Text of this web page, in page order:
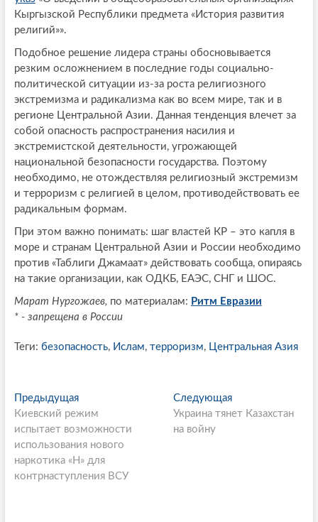
Кыргызской Республики предмета «История развития
религий»».
Подобное решение лидера страны обосновывается
резким осложнением в последние годы социально-
политической ситуации из-за роста религиозного
экстремизма и радикализма как во всем мире, так и в
регионе Центральной Азии. Данная тенденция влечет за
собой опасность распространения насилия и
экстремистской деятельности, угрожающей
национальной безопасности государства. Поэтому
необходимо, не отождествляя религиозный экстремизм
и терроризм с религией в целом, противодействовать ее
радикальным формам.
При этом важно понимать: шаг властей КР – это капля в
море и странам Центральной Азии и России необходимо
против «Таблиги Джамаат» действовать сообща, опираясь
на такие организации, как ОДКБ, ЕАЭС, СНГ и ШОС.
Марат Нургожаев, по материалам: Ритм Евразии
* - запрещена в России
Теги: безопасность, Ислам, терроризм, Центральная Азия
P
o
s
t
ПредыдущаяП
р
е
д
ы
д
Киевский режим
испытает возможности
использования нового
наркотика «Н» для
контрнаступления ВСУ
Следующая
л
Украина тянет Казахстан
на войну